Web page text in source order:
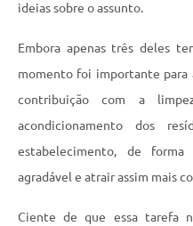
ideias sobre o assunto.
Embora apenas três deles
momento foi importante para
contribuição com a
acondicionamento dos
estabelecimento, de
agradável e atrair assim mais
Ciente de que essa tarefa